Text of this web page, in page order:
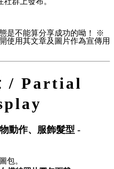
是不能算分享成功的呦！ ※
使用其文章及圖片作為宣傳用
/ Partial
動作、服飾髮型 -
包。